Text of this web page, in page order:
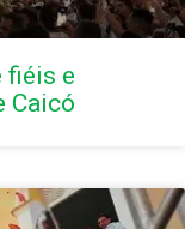
fiéis e
Caicó